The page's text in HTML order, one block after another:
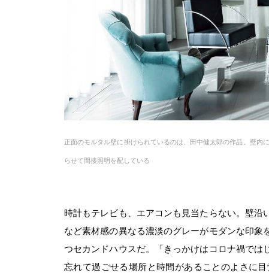
正面のモルタル壁に掛けられているのは、田中健太郎の作品。壁内
らせて間接照明を配している
時計もテレビも、エアコンも見当たらない。壁
など素材感の異なる濃淡のグレーがモダンな印
つセカンドハウスだ。「きっかけはコロナ禍で
忘れて過ごせる場所と時間があることのよさに